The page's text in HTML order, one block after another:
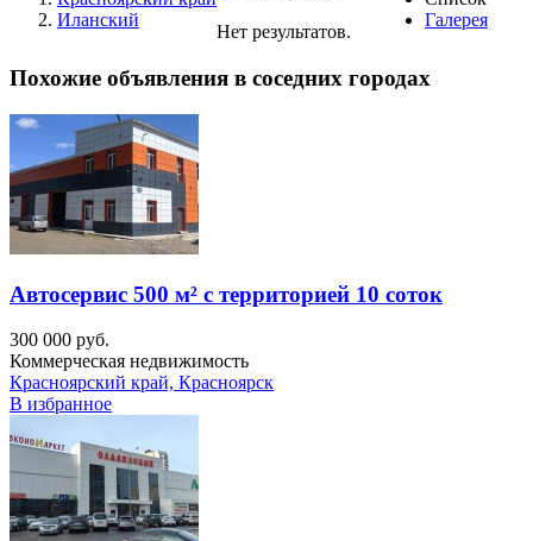
Иланский
Галерея
Нет результатов.
Похожие объявления в соседних городах
Автосервис 500 м² с территорией 10 соток
300 000 руб.
Коммерческая недвижимость
Красноярский край, Красноярск
В избранное